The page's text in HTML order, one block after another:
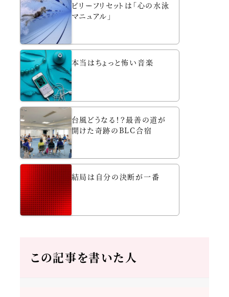
ビリーフリセットは「心の水泳
マニュアル」
本当はちょっと怖い音楽
台風どうなる！？最善の道が
開けた奇跡のBLC合宿
結局は自分の決断が一番
この記事を書いた人